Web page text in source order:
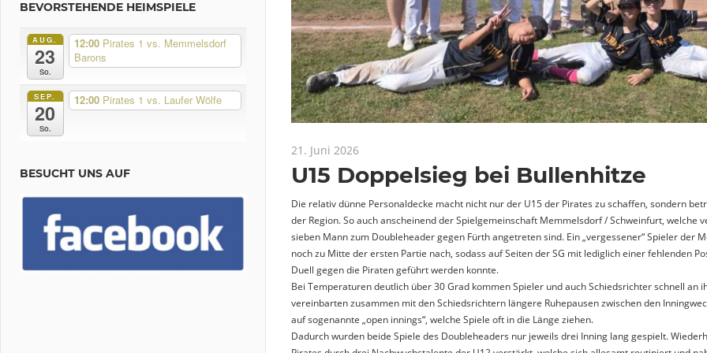
21. Juni 2026
U15 Doppelsieg bei Bullenhitze
Die relativ dünne Personaldecke macht nicht nur der U15 der Pirates zu schaffen, sondern
der Region. So auch anscheinend der Spielgemeinschaft Memmelsdorf / Schweinfurt, welche
sieben Mann zum Doubleheader gegen Fürth angetreten sind. Ein „vergessener“ Spieler der
noch zu Mitte der ersten Partie nach, sodass auf Seiten der SG mit lediglich einer fehlenden
Duell gegen die Piraten geführt werden konnte.
Bei Temperaturen deutlich über 30 Grad kommen Spieler und auch Schiedsrichter schnell an
vereinbarten zusammen mit den Schiedsrichtern längere Ruhepausen zwischen den
auf sogenannte „open innings“, welche Spiele oft in die Länge ziehen.
Dadurch wurden beide Spiele des Doubleheaders nur jeweils drei Inning lang gespielt.
BEVORSTEHENDE HEIMSPIELE
AUG.
23
So.
12:00 Pirates 1 vs. Memmelsdorf
Barons
SEP.
20
So.
12:00 Pirates 1 vs. Laufer Wölfe
BESUCHT UNS AUF